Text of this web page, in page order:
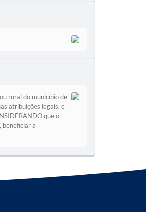
rural do município de
atribuições legais, e
que o
beneficiar a